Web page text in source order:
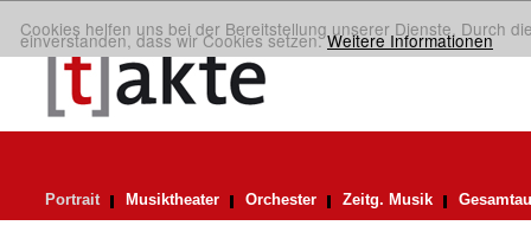
Cookies helfen uns bei der Bereitstellung unserer Dienste. Durch
einverstanden, dass wir Cookies setzen.Weitere Informationen
Portrait Musiktheater Orchester Zeitg. Musik